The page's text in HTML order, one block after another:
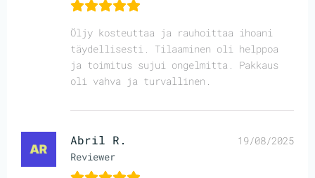
Öljy kosteuttaa ja rauhoittaa ihoani
täydellisesti. Tilaaminen oli helppoa
ja toimitus sujui ongelmitta. Pakkaus
oli vahva ja turvallinen.
Abril R.
Reviewer
19/08/2025